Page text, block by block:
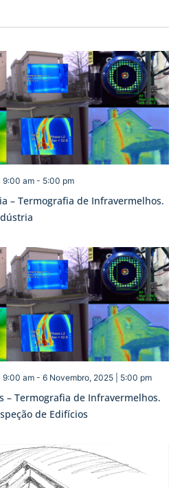
– Termografia de Infravermelhos.
9:00 am- 5:00 pm
– Termografia de Infravermelhos.
de Edifícios
9:00 am- 6 Novembro, 2025 | 5:00 pm